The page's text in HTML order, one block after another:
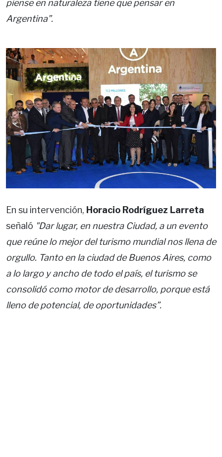
piense en naturaleza tiene que pensar en
Argentina”.
En su intervención, Horacio Rodríguez Larreta
señaló "Dar lugar, en nuestra Ciudad, a un evento
que reúne lo mejor del turismo mundial nos llena de
orgullo. Tanto en la ciudad de Buenos Aires, como
a lo largo y ancho de todo el país, el turismo se
consolidó como motor de desarrollo, porque está
lleno de potencial, de oportunidades”.